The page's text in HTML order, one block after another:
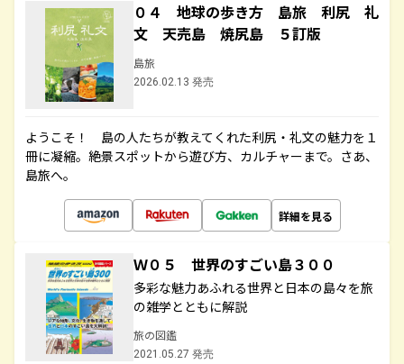
０４ 地球の歩き方 島旅 利尻 礼
文 天売島 焼尻島 ５訂版
島旅
2026.02.13 発売
ようこそ！ 島の人たちが教えてくれた利尻・礼文の魅力を１
冊に凝縮。絶景スポットから遊び方、カルチャーまで。さあ、
島旅へ。
詳細を見る
Ｗ０５ 世界のすごい島３００
多彩な魅力あふれる世界と日本の島々を旅
の雑学とともに解説
旅の図鑑
2021.05.27 発売